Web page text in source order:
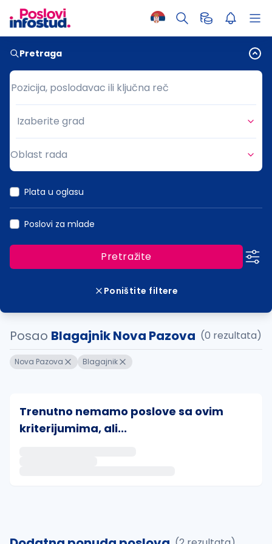
Pretraga
Pozicija, poslodavac ili ključna reč
Pozicija, poslodavac ili ključna reč
Grad
Izaberite grad
Oblast rada
Plata u oglasu
Poslovi za mlade
Pretražite
Poništite filtere
Posao Blagajnik Nova Pazova (0 rezultata)
Nova Pazova Blagajnik
Trenutno nemamo poslove sa ovim
kriterijumima, ali...